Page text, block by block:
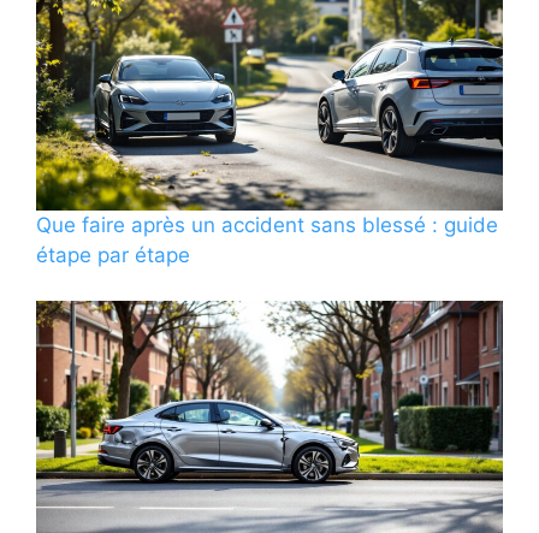
Que faire après un accident sans blessé : guide
étape par étape